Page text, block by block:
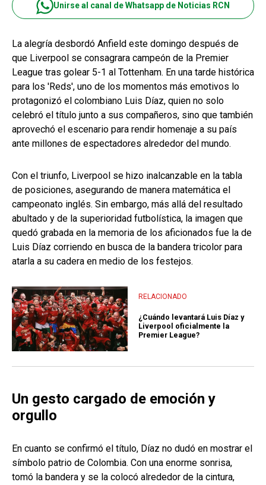
Unirse al canal de Whatsapp de Noticias RCN
La alegría desbordó Anfield este domingo después de
que Liverpool se consagrara campeón de la Premier
League tras golear 5-1 al Tottenham. En una tarde histórica
para los 'Reds', uno de los momentos más emotivos lo
protagonizó el colombiano Luis Díaz, quien no solo
celebró el título junto a sus compañeros, sino que también
aprovechó el escenario para rendir homenaje a su país
ante millones de espectadores alrededor del mundo.
Con el triunfo, Liverpool se hizo inalcanzable en la tabla
de posiciones, asegurando de manera matemática el
campeonato inglés. Sin embargo, más allá del resultado
abultado y de la superioridad futbolística, la imagen que
quedó grabada en la memoria de los aficionados fue la de
Luis Díaz corriendo en busca de la bandera tricolor para
atarla a su cadera en medio de los festejos.
RELACIONADO
¿Cuándo levantará Luis Díaz y
Liverpool oficialmente la
Premier League?
Un gesto cargado de emoción y
orgullo
En cuanto se confirmó el título, Díaz no dudó en mostrar el
símbolo patrio de Colombia. Con una enorme sonrisa,
tomó la bandera y se la colocó alrededor de la cintura,